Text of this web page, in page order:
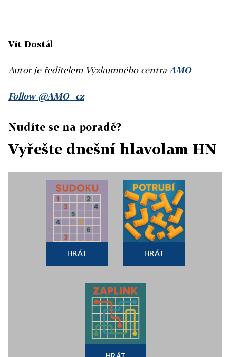
Vít Dostál
Autor je ředitelem Výzkumného centra AMO
Follow @AMO_cz
Nudíte se na poradě?
Vyřešte dnešní hlavolam HN
HRÁT HRÁT